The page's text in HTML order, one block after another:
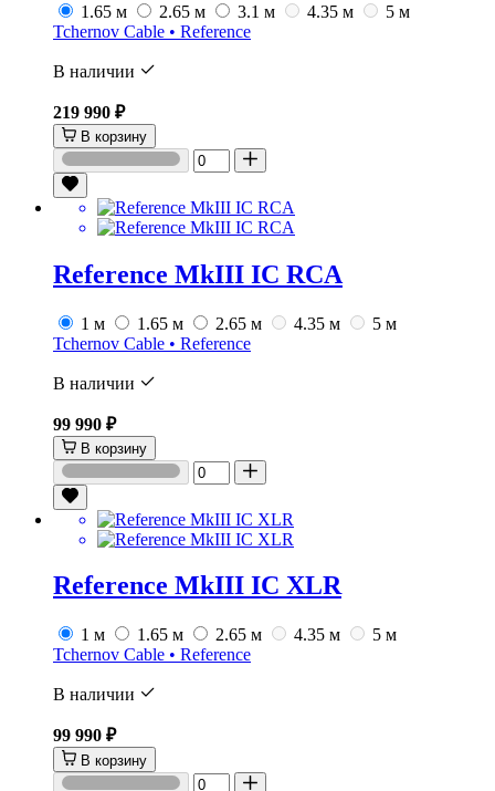
1.65 м 2.65 м 3.1 м 4.35 м
5 м
Tchernov Cable • Reference
В наличии
219 990 ₽
В корзину
Reference MkIII IC RCA
1 м 1.65 м 2.65 м 4.35 м
5 м
Tchernov Cable • Reference
В наличии
99 990 ₽
В корзину
Reference MkIII IC XLR
1 м 1.65 м 2.65 м 4.35 м
5 м
Tchernov Cable • Reference
В наличии
99 990 ₽
В корзину